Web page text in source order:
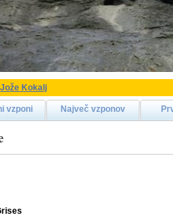
Jože Kokalj
vzponi Največ vzponov